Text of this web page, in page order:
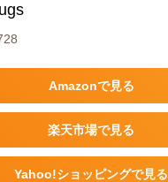
Amazonで見る
楽天市場で見る
Yahoo!ショッピングで見る